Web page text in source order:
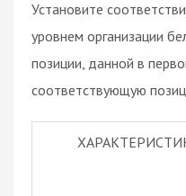
Установите
уровнем организации
позиции, данной в
соответствующую